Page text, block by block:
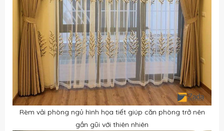
Rèm vải phòng ngủ hình họa tiết giúp căn phòng trở nên
gần gũi với thiên nhiên